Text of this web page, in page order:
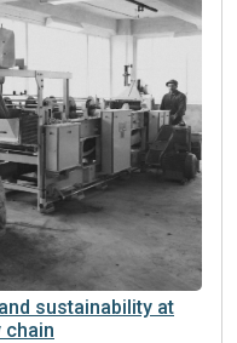
sustainability at
chain